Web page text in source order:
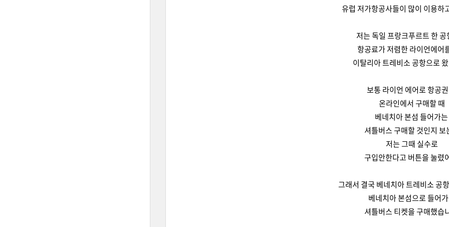
유럽 저가항공사들이 많이 이용하
저는 독일 프랑크푸르트 한 공
항공료가 저렴한 라이언에어
이탈리아 트레비소 공항으로
보통 라이언 에어로 항공
온라인에서 구매할 때
베네치아 본섬 들어가는
셔틀버스 구매할 것인지 보
저는 그때 실수로
구입안한다고 버튼을 눌렸
그래서 결국 베네치아 트레비소 공
베네치아 본섬으로 들어
셔틀버스 티켓을 구매했습